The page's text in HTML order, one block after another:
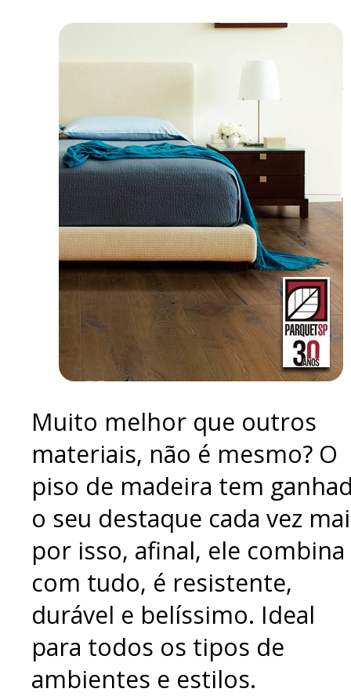
Muito melhor que outros
materiais, não é mesmo? O
piso de madeira tem
o seu destaque cada vez
por isso, afinal, ele combina
com tudo, é resistente,
durável e belíssimo. Ideal
para todos os tipos de
ambientes e estilos.